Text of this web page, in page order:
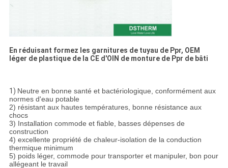
En réduisant formez les garnitures de tuyau de Ppr, OEM
léger de plastique de la CE d'OIN de monture de Ppr de bâti
1) Neutre en bonne santé et bactériologique, conformément aux
normes d'eau potable
2) résistant aux hautes températures, bonne résistance aux
chocs
3) Installation commode et fiable, basses dépenses de
construction
4) excellente propriété de chaleur-isolation de la conduction
thermique minimum
5) poids léger, commode pour transporter et manipuler, bon pour
allégeant le travail